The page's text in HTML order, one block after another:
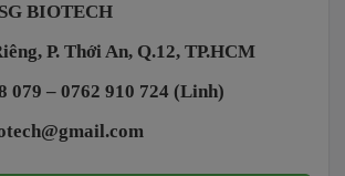
BIOTECH
P. Thới An, Q.12, TP.HCM
079 – 0762 910 724 (Linh)